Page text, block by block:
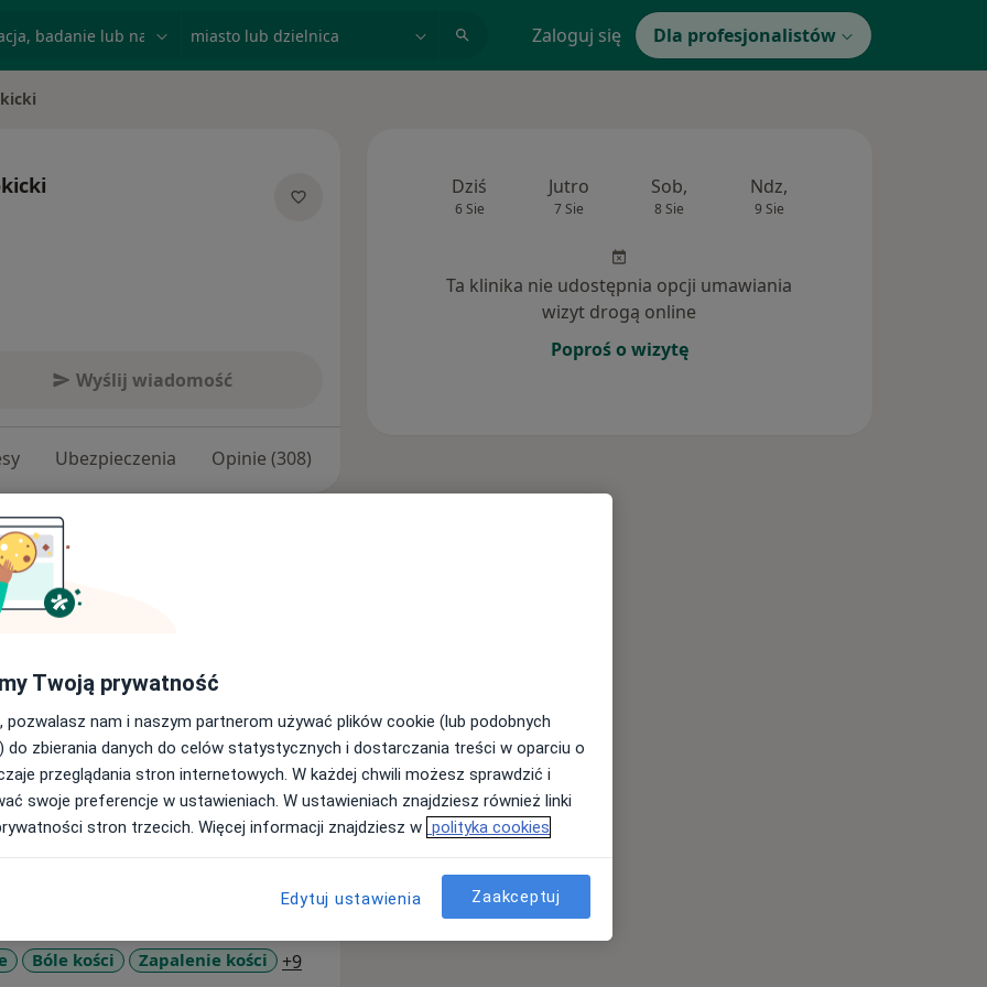
Zaloguj się Dla profesjonalistów
Wyślij wiadomość
Ubezpieczenia Opinie (308)
WIZYT DO
Medyczne
dr n.med. Robert Rokicki jest
Dyplom, tytuł oraz uprawnienia
w 1988 roku. W 1997 roku po
Wojskowej Służby Zdrowia - MON)
ortopedii i traumatologii. Trzy lata
obronił pracę dyplomową oraz
najbardziej interesują go
w tym zakresie zdobył m.in.
Ręki Uniwersyteckiego
Bóle kości Zapalenie kości +9a11y_sr_more_diseases
Dziś
6 Sie
Jutro
7 Sie
Sob,
8 Sie
Ndz,
9 Sie
Ta klinika nie udostępnia opcji umawiania
wizyt drogą online
Poproś o wizytę
Twoją prywatność
pozwalasz nam i naszym partnerom używać plików cookie (lub podobnych
do zbierania danych do celów statystycznych i dostarczania treści w oparciu o
przeglądania stron internetowych. W każdej chwili możesz sprawdzić i
swoje preferencje w ustawieniach. W ustawieniach znajdziesz również linki
stron trzecich. Więcej informacji znajdziesz w polityka cookies
Edytuj ustawienia Zaakceptuj